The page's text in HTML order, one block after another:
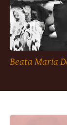
Beata Maria